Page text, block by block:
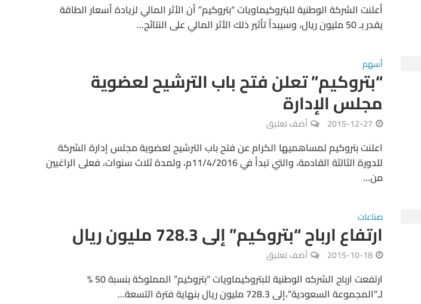
أعلنت الشركة الوطنية للبتروكيماويات “بتروكيم” أن الأثر المالي لزيادة أسعار الطاقة
يقدر بـ 50 مليون ريال، وسيبدأ تأثير ذلك الأثر المالي على النتائج...
أسهم
“بتروكيم” تعلن فتح باب الترشيح لعضوية
مجلس الإدارة
2015-12-27 أضف تعليق
اعلنت بتروكيم لمساهميها الكرام عن فتح باب الترشيح لعضوية مجلس إدارة الشركة
للدورة الثالثة القادمة، والتي تبدأ في 11/4/2016م، ولمدة ثلاث سنوات، فعلى الراغبين
من...
صناعات
ارتفاع ارباح “بتروكيم” إلى 728.3 مليون ريال
2015-10-18 أضف تعليق
ارتفعت ارباح الشركه الوطنية للبتروكيماويات “بتروكيم” المملوكة بنسبة 50 %
لـ”المجموعة السعودية”،إلى 728.3 مليون ريال بنهاية فترة التسعة...